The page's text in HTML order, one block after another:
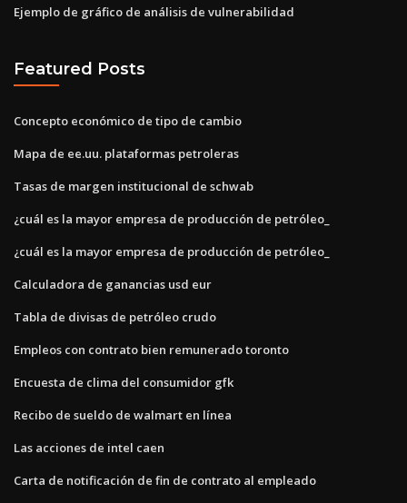
Ejemplo de gráfico de análisis de vulnerabilidad
Featured Posts
Concepto económico de tipo de cambio
Mapa de ee.uu. plataformas petroleras
Tasas de margen institucional de schwab
¿cuál es la mayor empresa de producción de petróleo_
¿cuál es la mayor empresa de producción de petróleo_
Calculadora de ganancias usd eur
Tabla de divisas de petróleo crudo
Empleos con contrato bien remunerado toronto
Encuesta de clima del consumidor gfk
Recibo de sueldo de walmart en línea
Las acciones de intel caen
Carta de notificación de fin de contrato al empleado